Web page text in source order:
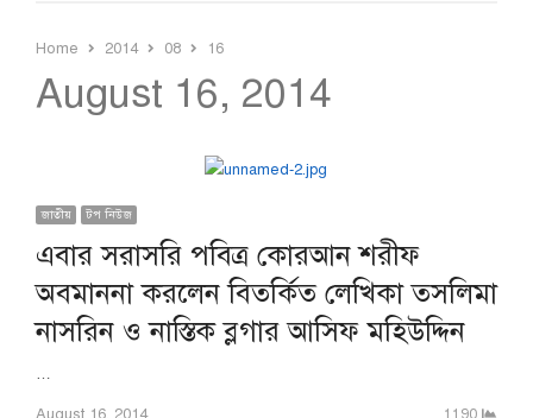
Home 2014 08 16
August 16, 2014
জাতীয় টপ নিউজ
এবার সরাসরি পবিত্র কোরআন শরীফ
অবমাননা করলেন বিতর্কিত লেখিকা তসলিমা
নাসরিন ও নাস্তিক ব্লগার আসিফ মহিউদ্দিন
…
1190